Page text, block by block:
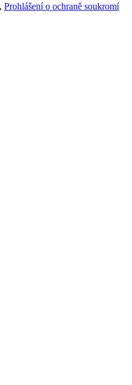
, Prohlášení o ochraně soukromí